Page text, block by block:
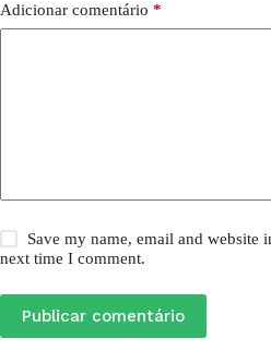
Adicionar comentário *
Save my name, email and website
next time I comment.
Publicar comentário